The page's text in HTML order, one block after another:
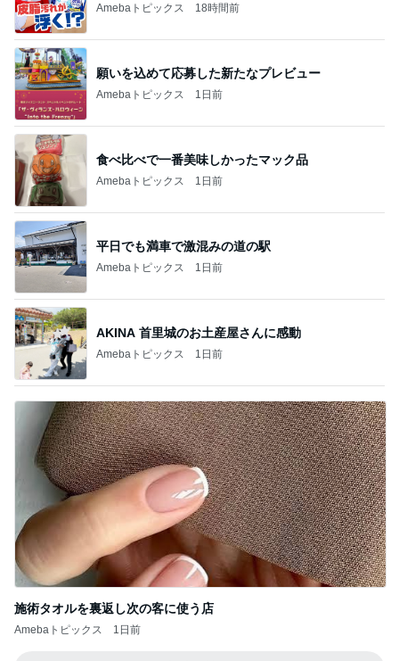
Amebaトピックス 18時間前
願いを込めて応募した新たなプレビュー
Amebaトピックス 1日前
食べ比べで一番美味しかったマック品
Amebaトピックス 1日前
平日でも満車で激混みの道の駅
Amebaトピックス 1日前
AKINA 首里城のお土産屋さんに感動
Amebaトピックス 1日前
施術タオルを裏返し次の客に使う店
Amebaトピックス 1日前